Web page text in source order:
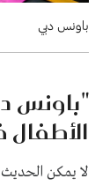
باونس دبي
"باونس
لا يمكن